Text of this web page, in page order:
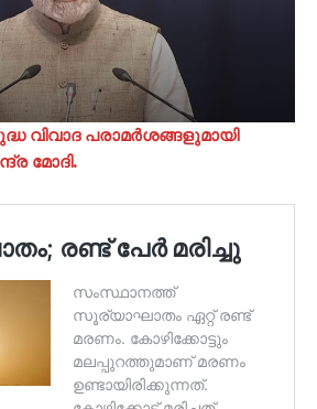
വിവാദ പരാമർശങ്ങളുമായി
മോദി.